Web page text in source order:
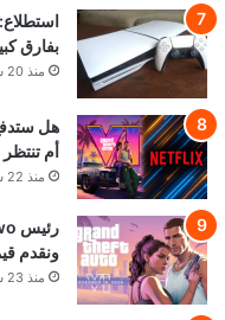
بفارق
منذ 20 ساعة
أم تنتظر 6 ساعات لمشاهدته مجاناً؟
منذ 22 ساعة
ونقدم قيمة
منذ 23 ساعة